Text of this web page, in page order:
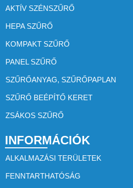
AKTÍV SZÉNSZŰRŐ
HEPA SZŰRŐ
KOMPAKT SZŰRŐ
PANEL SZŰRŐ
SZŰRŐANYAG, SZŰRŐPAPLAN
SZŰRŐ BEÉPÍTŐ KERET
ZSÁKOS SZŰRŐ
INFORMÁCIÓK
ALKALMAZÁSI TERÜLETEK
FENNTARTHATÓSÁG